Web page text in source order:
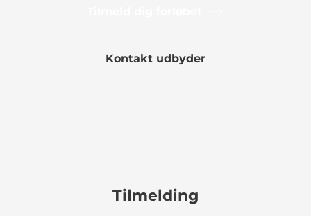
Kontakt udbyder
Tilmelding